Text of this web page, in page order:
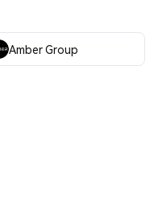
Amber Group